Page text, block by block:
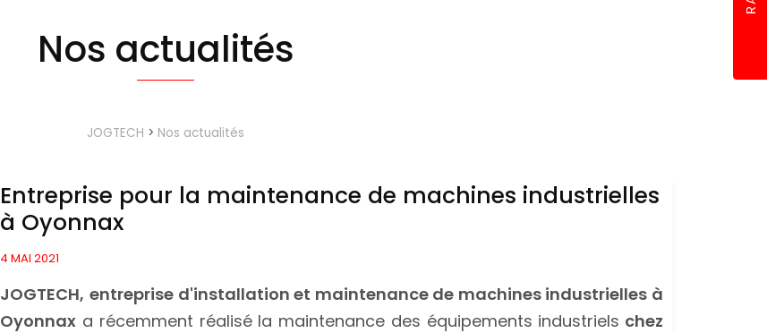
Nos actualités
JOGTECH > Nos actualités
Entreprise pour la maintenance de machines industrielles
à Oyonnax
4 MAI 2021
JOGTECH, entreprise d'installation et maintenance de machines industrielles à
Oyonnax a récemment réalisé la maintenance des équipements industriels chez